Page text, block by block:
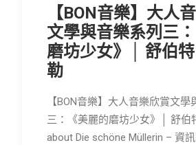
【BON音樂】大人
文學與音樂系列三
磨坊少女》│ 舒伯特
勒
【BON音樂】大人音樂欣賞文學
三：《美麗的磨坊少女》│ 舒伯
about Die schöne Müllerin – 資